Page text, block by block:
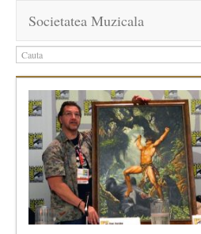
Societatea Muzicala